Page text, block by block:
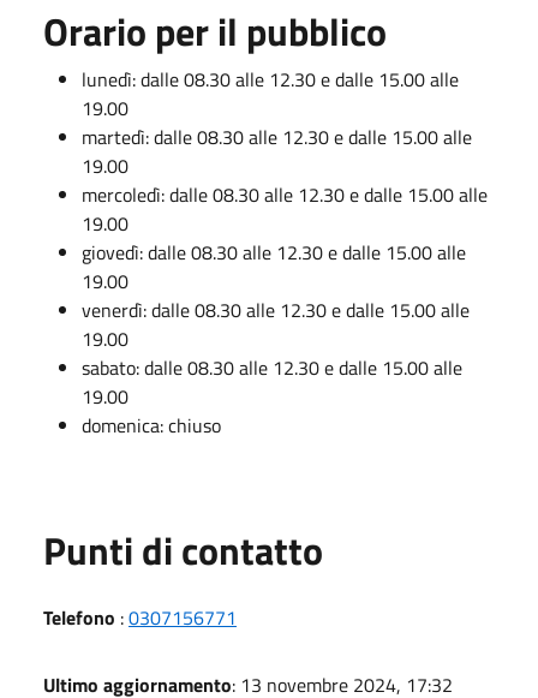
Orario per il pubblico
lunedì: dalle 08.30 alle 12.30 e dalle 15.00 alle
19.00
martedì: dalle 08.30 alle 12.30 e dalle 15.00 alle
19.00
mercoledì: dalle 08.30 alle 12.30 e dalle 15.00 alle
19.00
giovedì: dalle 08.30 alle 12.30 e dalle 15.00 alle
19.00
venerdì: dalle 08.30 alle 12.30 e dalle 15.00 alle
19.00
sabato: dalle 08.30 alle 12.30 e dalle 15.00 alle
19.00
domenica: chiuso
Punti di contatto
Telefono :0307156771
Ultimo aggiornamento: 13 novembre 2024, 17:32